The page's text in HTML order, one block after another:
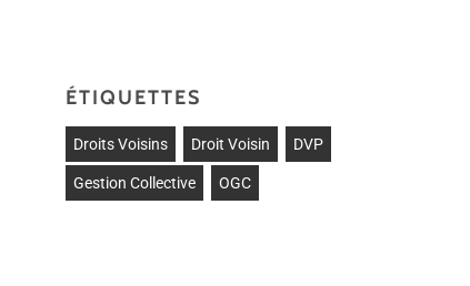
ÉTIQUETTES
Droits Voisins Droit Voisin DVP
Gestion Collective OGC